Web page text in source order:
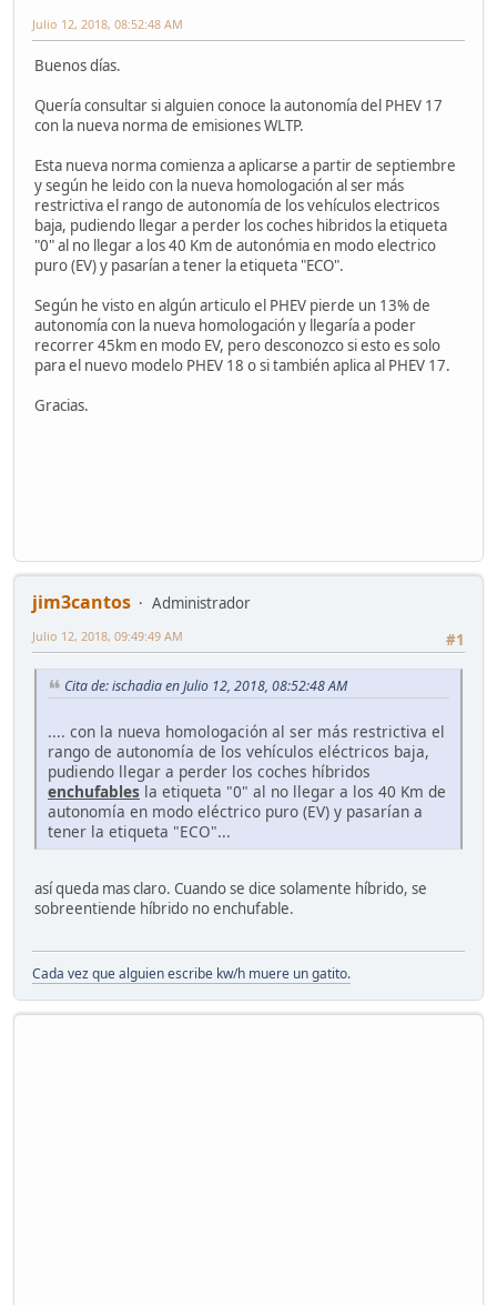
Julio 12, 2018, 08:52:48 AM
Buenos días.
Quería consultar si alguien conoce la autonomía del PHEV 17
con la nueva norma de emisiones WLTP.
Esta nueva norma comienza a aplicarse a partir de septiembre
y según he leido con la nueva homologación al ser más
restrictiva el rango de autonomía de los vehículos electricos
baja, pudiendo llegar a perder los coches hibridos la etiqueta
"0" al no llegar a los 40 Km de autonómia en modo electrico
puro (EV) y pasarían a tener la etiqueta "ECO".
Según he visto en algún articulo el PHEV pierde un 13% de
autonomía con la nueva homologación y llegaría a poder
recorrer 45km en modo EV, pero desconozco si esto es solo
para el nuevo modelo PHEV 18 o si también aplica al PHEV 17.
Gracias.
jim3cantos
Administrador
#1
Julio 12, 2018, 09:49:49 AM
Cita de: ischadia en Julio 12, 2018, 08:52:48 AM
.... con la nueva homologación al ser más restrictiva el
rango de autonomía de los vehículos eléctricos baja,
pudiendo llegar a perder los coches híbridos
enchufables la etiqueta "0" al no llegar a los 40 Km de
autonomía en modo eléctrico puro (EV) y pasarían a
tener la etiqueta "ECO"...
así queda mas claro. Cuando se dice solamente híbrido, se
sobreentiende híbrido no enchufable.
Cada vez que alguien escribe kw/h muere un gatito.